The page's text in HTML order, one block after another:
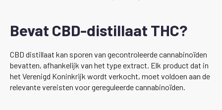
Bevat CBD-distillaat THC?
CBD distillaat kan sporen van gecontroleerde cannabinoïden
bevatten, afhankelijk van het type extract. Elk product dat in
het Verenigd Koninkrijk wordt verkocht, moet voldoen aan de
relevante vereisten voor gereguleerde cannabinoïden.